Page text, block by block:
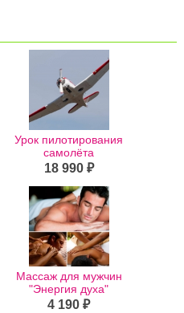
Урок пилотирования
самолёта
18 990 ₽
Массаж для мужчин
"Энергия духа"
4 190 ₽